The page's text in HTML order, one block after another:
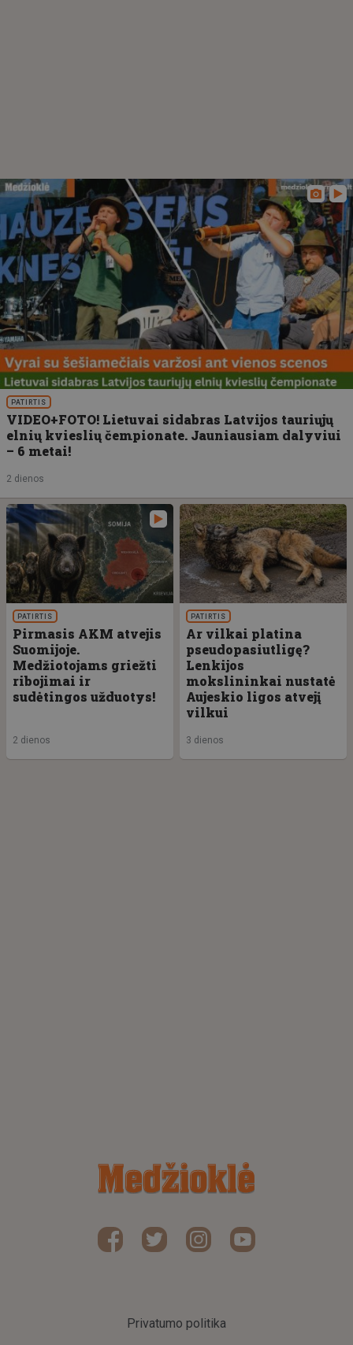
PATIRTIS
VIDEO+FOTO! Lietuvai sidabras Latvijos tauriųjų
elnių kvieslių čempionate. Jauniausiam dalyviui
– 6 metai!
2 dienos
PATIRTIS
Pirmasis AKM atvejis
Suomijoje.
Medžiotojams griežti
ribojimai ir
sudėtingos užduotys!
2 dienos
PATIRTIS
Ar vilkai platina
pseudopasiutligę?
Lenkijos
mokslininkai nustatė
Aujeskio ligos atvejį
vilkui
3 dienos
Privatumo politika